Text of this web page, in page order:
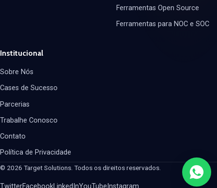
Ferramentas Open Source
Ferramentas para NOC e SOC
Institucional
Sobre Nós
Cases de Sucesso
Parcerias
Trabalhe Conosco
Contato
Política de Privacidade
© 2026 Target Solutions. Todos os direitos reservados.